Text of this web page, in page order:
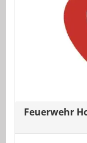
Feuerwehr